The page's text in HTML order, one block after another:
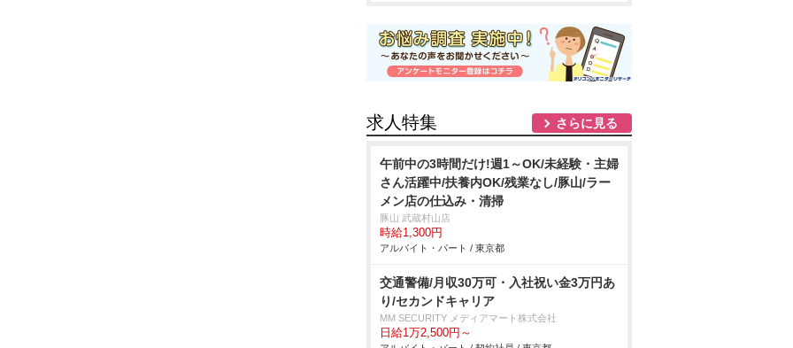
求人特集 さらに見る
午前中の3時間だけ!週1～OK/未経験・主婦
さん活躍中/扶養内OK/残業なし/豚山/ラー
メン店の仕込み・清掃
豚山 武蔵村山店
時給1,300円
アルバイト・パート / 東京都
交通警備/月収30万可・入社祝い金3万円あ
り/セカンドキャリア
MM SECURITY メディアマート株式会社
日給1万2,500円～